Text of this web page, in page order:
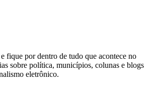
fique por dentro de tudo que acontece no
sobre política, municípios, colunas e blogs
eletrônico.